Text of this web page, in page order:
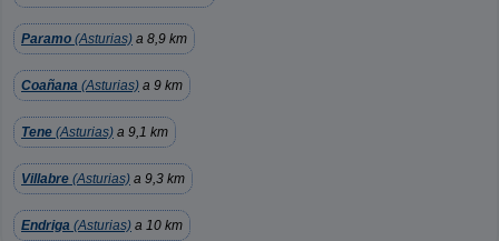
Paramo (Asturias) a 8,9 km
Coañana (Asturias) a 9 km
Tene (Asturias) a 9,1 km
Villabre (Asturias) a 9,3 km
Endriga (Asturias) a 10 km